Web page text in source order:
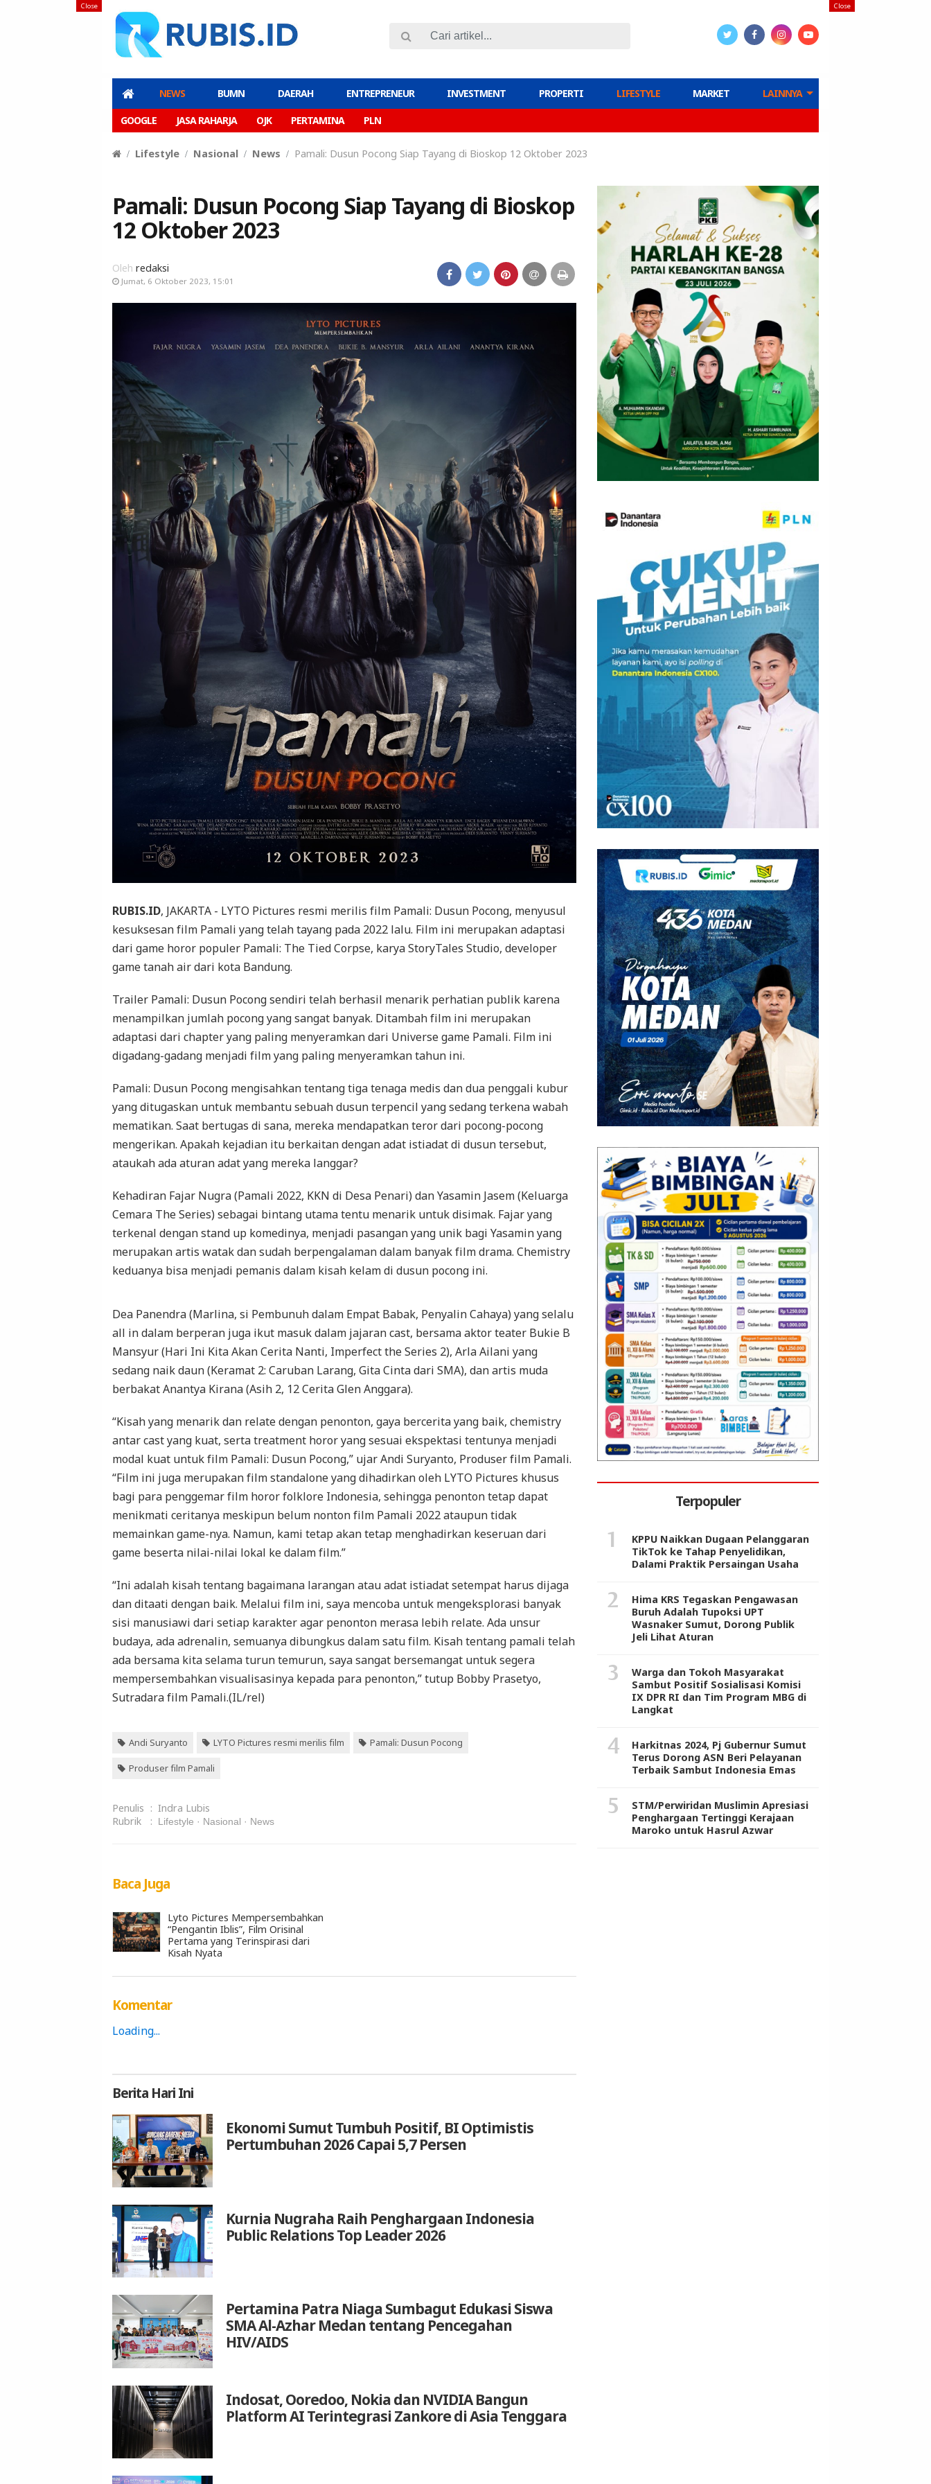
NEWS BUMN DAERAH ENTREPRENEUR INVESTMENT PROPERTI LIFESTYLE MARKET LAINNYA
GOOGLE JASA RAHARJA OJK PERTAMINA PLN
Close
Close
Lifestyle Nasional News Pamali: Dusun Pocong Siap Tayang di Bioskop 12 Oktober 2023
Pamali: Dusun Pocong Siap Tayang di Bioskop
12 Oktober 2023
Oleh redaksi
Jumat, 6 Oktober 2023, 15:01
RUBIS.ID, JAKARTA - LYTO Pictures resmi merilis film Pamali: Dusun Pocong, menyusul
kesuksesan film Pamali yang telah tayang pada 2022 lalu. Film ini merupakan adaptasi
dari game horor populer Pamali: The Tied Corpse, karya StoryTales Studio, developer
game tanah air dari kota Bandung.
Trailer Pamali: Dusun Pocong sendiri telah berhasil menarik perhatian publik karena
menampilkan jumlah pocong yang sangat banyak. Ditambah film ini merupakan
adaptasi dari chapter yang paling menyeramkan dari Universe game Pamali. Film ini
digadang-gadang menjadi film yang paling menyeramkan tahun ini.
Pamali: Dusun Pocong mengisahkan tentang tiga tenaga medis dan dua penggali kubur
yang ditugaskan untuk membantu sebuah dusun terpencil yang sedang terkena wabah
mematikan. Saat bertugas di sana, mereka mendapatkan teror dari pocong-pocong
mengerikan. Apakah kejadian itu berkaitan dengan adat istiadat di dusun tersebut,
ataukah ada aturan adat yang mereka langgar?
Kehadiran Fajar Nugra (Pamali 2022, KKN di Desa Penari) dan Yasamin Jasem (Keluarga
Cemara The Series) sebagai bintang utama tentu menarik untuk disimak. Fajar yang
terkenal dengan stand up komedinya, menjadi pasangan yang unik bagi Yasamin yang
merupakan artis watak dan sudah berpengalaman dalam banyak film drama. Chemistry
keduanya bisa menjadi pemanis dalam kisah kelam di dusun pocong ini.
Dea Panendra (Marlina, si Pembunuh dalam Empat Babak, Penyalin Cahaya) yang selalu
all in dalam berperan juga ikut masuk dalam jajaran cast, bersama aktor teater Bukie B
Mansyur (Hari Ini Kita Akan Cerita Nanti, Imperfect the Series 2), Arla Ailani yang
sedang naik daun (Keramat 2: Caruban Larang, Gita Cinta dari SMA), dan artis muda
berbakat Anantya Kirana (Asih 2, 12 Cerita Glen Anggara).
“Kisah yang menarik dan relate dengan penonton, gaya bercerita yang baik, chemistry
antar cast yang kuat, serta treatment horor yang sesuai ekspektasi tentunya menjadi
modal kuat untuk film Pamali: Dusun Pocong,” ujar Andi Suryanto, Produser film Pamali.
“Film ini juga merupakan film standalone yang dihadirkan oleh LYTO Pictures khusus
bagi para penggemar film horor folklore Indonesia, sehingga penonton tetap dapat
menikmati ceritanya meskipun belum nonton film Pamali 2022 ataupun tidak
memainkan game-nya. Namun, kami tetap akan tetap menghadirkan keseruan dari
game beserta nilai-nilai lokal ke dalam film.”
“Ini adalah kisah tentang bagaimana larangan atau adat istiadat setempat harus dijaga
dan ditaati dengan baik. Melalui film ini, saya mencoba untuk mengeksplorasi banyak
sisi manusiawi dari setiap karakter agar penonton merasa lebih relate. Ada unsur
budaya, ada adrenalin, semuanya dibungkus dalam satu film. Kisah tentang pamali telah
ada bersama kita selama turun temurun, saya sangat bersemangat untuk segera
mempersembahkan visualisasinya kepada para penonton,” tutup Bobby Prasetyo,
Sutradara film Pamali.(IL/rel)
Andi Suryanto LYTO Pictures resmi merilis film Pamali: Dusun Pocong
Produser film Pamali
Penulis : Indra Lubis
Rubrik
: Lifestyle Nasional News
Baca Juga
Lyto Pictures Mempersembahkan
“Pengantin Iblis”, Film Orisinal
Pertama yang Terinspirasi dari
Kisah Nyata
Komentar
Loading...
Berita Hari Ini
Ekonomi Sumut Tumbuh Positif, BI Optimistis
Pertumbuhan 2026 Capai 5,7 Persen
Kurnia Nugraha Raih Penghargaan Indonesia
Public Relations Top Leader 2026
Pertamina Patra Niaga Sumbagut Edukasi Siswa
SMA Al-Azhar Medan tentang Pencegahan
HIV/AIDS
Indosat, Ooredoo, Nokia dan NVIDIA Bangun
Platform AI Terintegrasi Zankore di Asia Tenggara
Terpopuler
KPPU Naikkan Dugaan Pelanggaran
TikTok ke Tahap Penyelidikan,
Dalami Praktik Persaingan Usaha
Hima KRS Tegaskan Pengawasan
Buruh Adalah Tupoksi UPT
Wasnaker Sumut, Dorong Publik
Jeli Lihat Aturan
Warga dan Tokoh Masyarakat
Sambut Positif Sosialisasi Komisi
IX DPR RI dan Tim Program MBG di
Langkat
Harkitnas 2024, Pj Gubernur Sumut
Terus Dorong ASN Beri Pelayanan
Terbaik Sambut Indonesia Emas
STM/Perwiridan Muslimin Apresiasi
Penghargaan Tertinggi Kerajaan
Maroko untuk Hasrul Azwar